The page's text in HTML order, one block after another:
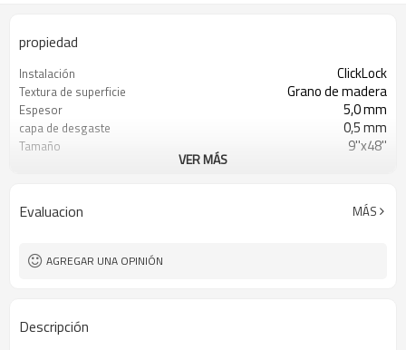
propiedad
Instalación ClickLock
Textura de superficie Grano de madera
Espesor 5,0 mm
capa de desgaste 0,5 mm
Tamaño 9''x48''
Libre
VER MÁS
Evaluacion MÁS
AGREGAR UNA OPINIÓN
Descripción